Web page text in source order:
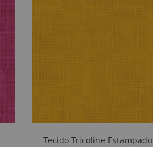
Tecido Tricoline Estampado